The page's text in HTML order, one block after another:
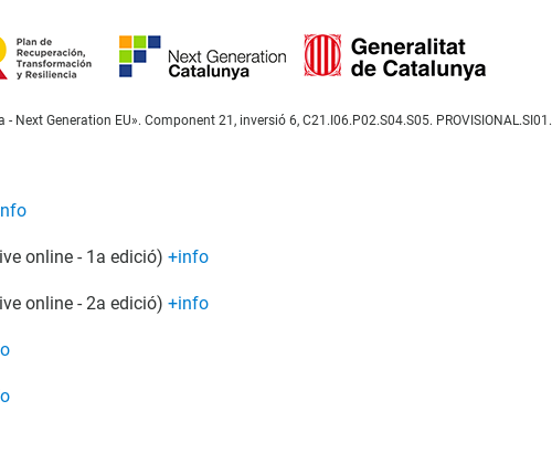
Generation EU». Component 21, inversió 6, C21.I06.P02.S04.S05. PROVISIONAL.SI01.
online - 1a edició) +info
online - 2a edició) +info